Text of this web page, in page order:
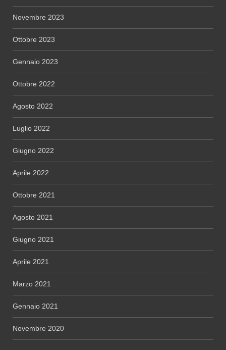
Novembre 2023
Ottobre 2023
Gennaio 2023
Ottobre 2022
Agosto 2022
Luglio 2022
Giugno 2022
Aprile 2022
Ottobre 2021
Agosto 2021
Giugno 2021
Aprile 2021
Marzo 2021
Gennaio 2021
Novembre 2020